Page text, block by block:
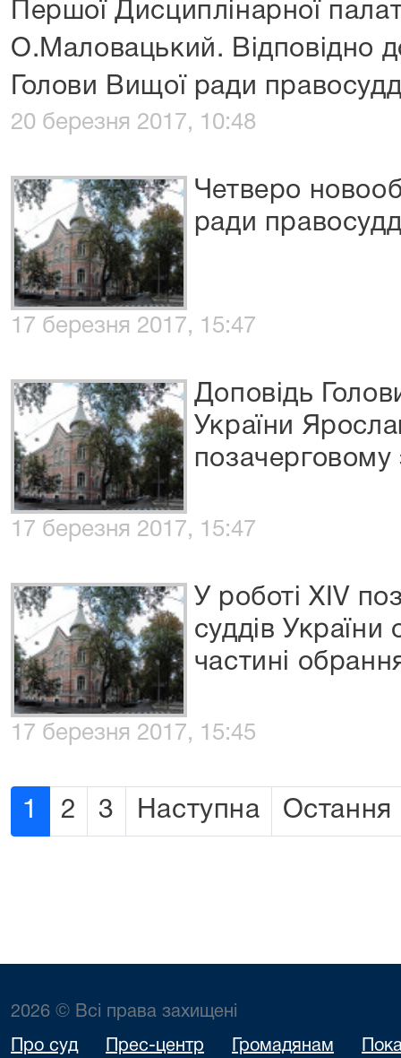
Першої Дисциплінарної
О.Маловацький. Відповідно
Голови Вищої ради
20 березня 2017, 10:48
Четверо
ради
17 березня 2017, 15:47
Доповідь
України
позачерговому
17 березня 2017, 15:47
У роботі XIV
суддів
частині
17 березня 2017, 15:45
1 2 3 Наступна Остання
2026 © Всі права захищені
Про суд Прес-центр Громадянам